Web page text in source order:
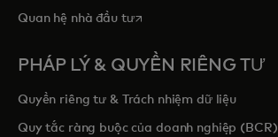
Quan hệ nhà đầu tưopens in a new tab
PHÁP LÝ & QUYỀN RIÊNG TƯ
Quyền riêng tư & Trách nhiệm dữ liệu
Quy tắc ràng buộc của doanh nghiệp (BCR)